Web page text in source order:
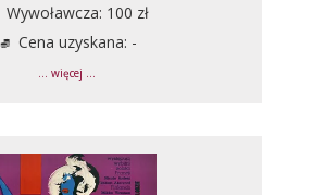
Wywoławcza: 100 zł
Cena uzyskana: -
... więcej ...